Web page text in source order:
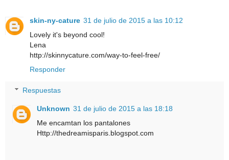
skin-ny-cature 31 de julio de 2015 a las 10:12
Lovely it's beyond cool!
Lena
http://skinnycature.com/way-to-feel-free/
Responder
Respuestas
Unknown 31 de julio de 2015 a las 18:18
Me encamtan los pantalones
Http://thedreamisparis.blogspot.com